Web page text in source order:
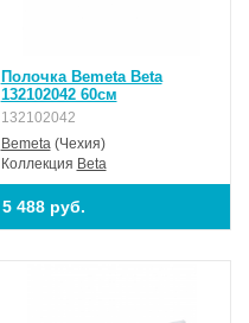
Полочка Bemeta Beta
132102042 60см
132102042
Bemeta(Чехия)
Коллекция Beta
5 488 руб.